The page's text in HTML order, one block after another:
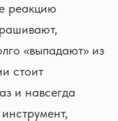
реакцию
«выпадают» из
стоит
и навсегда